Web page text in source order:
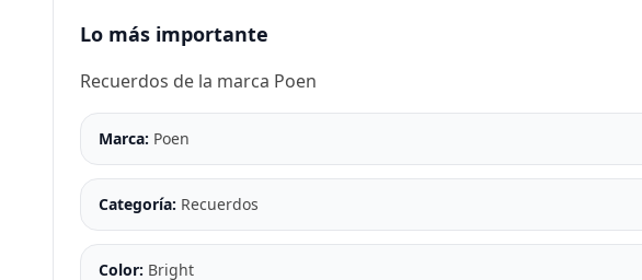
Lo más importante
Recuerdos de la marca Poen
Marca: Poen
Categoría: Recuerdos
Color: Bright